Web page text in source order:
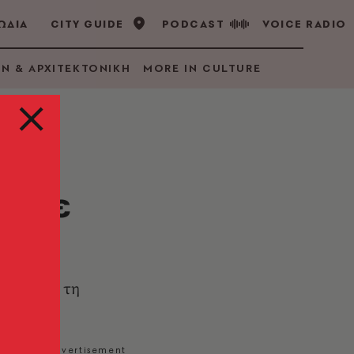
CITY GUIDE PODCAST VOICE RADIO
& ΑΡΧΙΤΕΚΤΟΝΙΚΗ MORE IN CULTURE
για τη